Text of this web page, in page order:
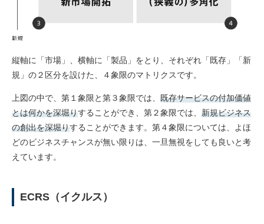
縦軸に「市場」、横軸に「製品」をとり、それぞれ「既存」「新
規」の２区分を設けた、４象限のマトリクスです。
上図の中で、第１象限と第３象限では、 既存サービスの付加価値
とは何かを深堀りすることができ、第２象限では、 新規ビジネス
の創出を深堀りすることができます。第４象限については、よほ
どのビジネスチャンスが無い限りは、一旦無視をしても良いと考
えています。
ECRS（イクルス）